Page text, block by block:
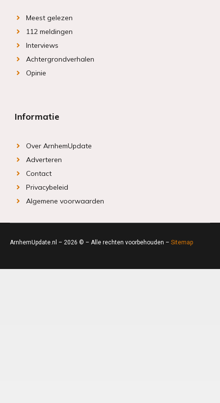
Meest gelezen
112 meldingen
Interviews
Achtergrondverhalen
Opinie
Informatie
Over ArnhemUpdate
Adverteren
Contact
Privacybeleid
Algemene voorwaarden
ArnhemUpdate.nl – 2026 © – Alle rechten voorbehouden – Sitemap